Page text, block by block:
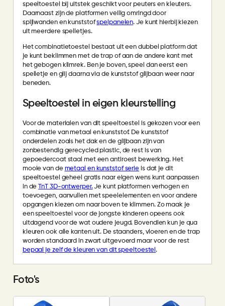
speeltoestel bij uitstek geschikt voor peuters en kleuters.
Daarnaast zijn de platformen veilig omringd door
spijlwanden en kunststofspelpanelen. Je kunt hierbij kiezen
uit meerdere spelletjes.
Het combinatietoestel bestaat uit een dubbel platform dat
je kunt beklimmen met de trap of aan de andere kant met
het gebogen klimrek. Ben je boven, speel dan eerst een
spelletje en glij daarna via de kunststof glijbaan weer naar
beneden.
Speeltoestel in eigen kleurstelling
Voor de materialen van dit speeltoestel is gekozen voor een
combinatie van metaal en kunststof. De kunststof
onderdelen zoals het dak en de glijbaan zijn van
zonbestendig gerecycled plastic, de rest is van
gepoedercoat staal met een antiroest bewerking. Het
mooie van de metaal en kunststof serie is dat je dit
speeltoestel geheel gratis naar eigen wens kunt aanpassen
in de
TnT 3D-ontwerper.Je kunt platformen verhogen en
toevoegen, aanvullen met speelelementen en voor andere
opgangen kiezen om naar boven te klimmen. Zo maak je
een speeltoestel voor de jongste kinderen opeens ook
uitdagend voor de wat oudere jeugd. Bovendien kun je qua
kleuren ook alle kanten uit. De staanders, vloeren en de trap
worden standaard in zwart uitgevoerd maar voor de rest
bepaal je zelf de kleuren van dit speeltoestel.
Foto's